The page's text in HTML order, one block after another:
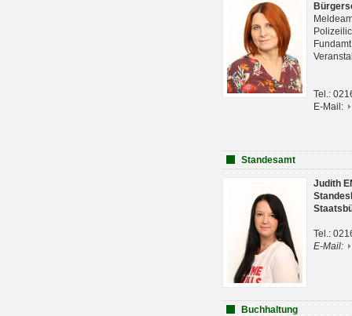
Tel.:
E-Mail:
Standesamt
Judith
Tel.:
E-Mail:
Buchhaltung